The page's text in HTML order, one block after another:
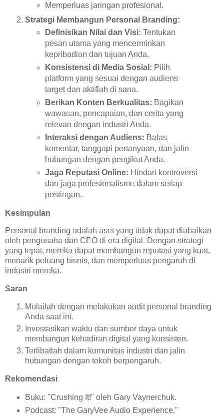
Memperluas jaringan profesional.
Strategi Membangun Personal Branding:
Definisikan Nilai dan Visi: Tentukan
pesan utama yang mencerminkan
kepribadian dan tujuan Anda.
Konsistensi di Media Sosial: Pilih
platform yang sesuai dengan audiens
target dan aktiflah di sana.
Berikan Konten Berkualitas: Bagikan
wawasan, pencapaian, dan cerita yang
relevan dengan industri Anda.
Interaksi dengan Audiens: Balas
komentar, tanggapi pertanyaan, dan jalin
hubungan dengan pengikut Anda.
Jaga Reputasi Online: Hindari kontroversi
dan jaga profesionalisme dalam setiap
postingan.
Kesimpulan
Personal branding adalah aset yang tidak dapat diabaikan
oleh pengusaha dan CEO di era digital. Dengan strategi
yang tepat, mereka dapat membangun reputasi yang kuat,
menarik peluang bisnis, dan memperluas pengaruh di
industri mereka.
Saran
Mulailah dengan melakukan audit personal branding
Anda saat ini.
Investasikan waktu dan sumber daya untuk
membangun kehadiran digital yang konsisten.
Terlibatlah dalam komunitas industri dan jalin
hubungan dengan tokoh berpengaruh.
Rekomendasi
Buku: "Crushing It!" oleh Gary Vaynerchuk.
Podcast: "The GaryVee Audio Experience."